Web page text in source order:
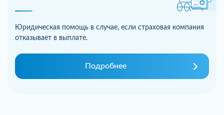
Юридическая помощь в случае, если страховая компания
отказывает в выплате.
Подробнее